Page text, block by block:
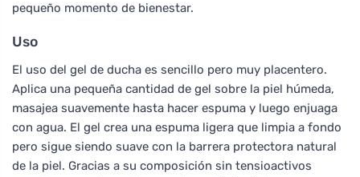
pequeño momento de bienestar.
Uso
El uso del gel de ducha es sencillo pero muy placentero.
Aplica una pequeña cantidad de gel sobre la piel húmeda,
masajea suavemente hasta hacer espuma y luego enjuaga
con agua. El gel crea una espuma ligera que limpia a fondo
pero sigue siendo suave con la barrera protectora natural
de la piel. Gracias a su composición sin tensioactivos